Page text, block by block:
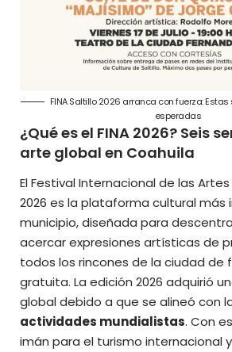
FINA Saltillo 2026 arranca con fuerza:
esperadas
¿Qué es el FINA 2026? Seis
arte global en Coahuila
El Festival Internacional de las Artes
2026 es la plataforma cultural
municipio, diseñada para
acercar expresiones artísticas de
todos los rincones de la ciudad de
gratuita. La edición 2026 adquirió
global debido a que se alineó con
actividades mundialistas. Con
imán para el turismo internacional